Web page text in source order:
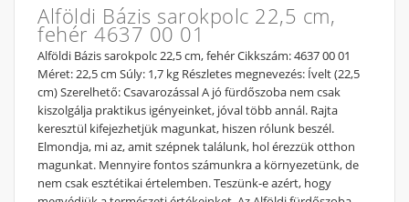
Alföldi Bázis sarokpolc 22,5 cm,
fehér 4637 00 01
Alföldi Bázis sarokpolc 22,5 cm, fehér Cikkszám: 4637 00 01
Méret: 22,5 cm Súly: 1,7 kg Részletes megnevezés: Ívelt (22,5
cm) Szerelhető: Csavarozással A jó fürdőszoba nem csak
kiszolgálja praktikus igényeinket, jóval több annál. Rajta
keresztül kifejezhetjük magunkat, hiszen rólunk beszél.
Elmondja, mi az, amit szépnek találunk, hol érezzük otthon
magunkat. Mennyire fontos számunkra a környezetünk, de
nem csak esztétikai értelemben. Teszünk-e azért, hogy